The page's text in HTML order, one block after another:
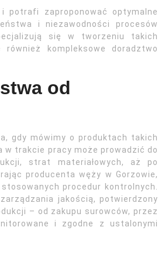
potrafi zaproponować optymalne
i niezawodności procesów
się w tworzeniu takich
kompleksowe doradztwo
od
gdy mówimy o produktach takich
w trakcie pracy może prowadzić do
strat materiałowych, aż po
producenta węży w Gorzowie,
procedur kontrolnych.
jakością, potwierdzony
– od zakupu surowców, przez
i zgodne z ustalonymi